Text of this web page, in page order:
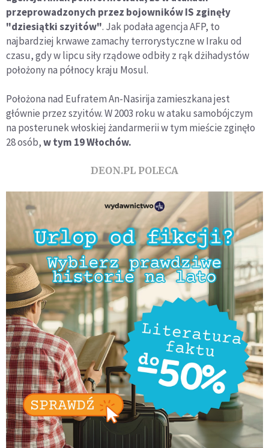
przeprowadzonych przez bojowników IS zginęły
"dziesiątki szyitów". Jak podała agencja AFP, to
najbardziej krwawe zamachy terrorystyczne w Iraku od
czasu, gdy w lipcu siły rządowe odbiły z rąk dżihadystów
położony na północy kraju Mosul.
Położona nad Eufratem An-Nasirija zamieszkana jest
głównie przez szyitów. W 2003 roku w ataku samobójczym
na posterunek włoskiej żandarmerii w tym mieście zginęło
28 osób,w tym 19 Włochów.
DEON.PL POLECA